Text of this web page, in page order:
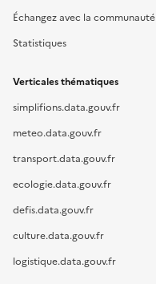
Échangez avec la communauté
Statistiques
Verticales thématiques
simplifions.data.gouv.fr
meteo.data.gouv.fr
transport.data.gouv.fr
ecologie.data.gouv.fr
defis.data.gouv.fr
culture.data.gouv.fr
logistique.data.gouv.fr